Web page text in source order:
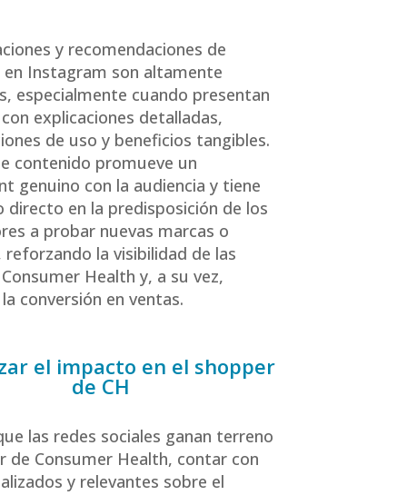
y recomendaciones de
en Instagram son altamente
especialmente cuando presentan
explicaciones detalladas,
de uso y beneficios tangibles.
contenido promueve un
genuino con la audiencia y tiene
directo en la predisposición de los
a probar nuevas marcas o
la visibilidad de las
Health y, a su vez,
conversión en ventas.
el impacto en el shopper
de CH
las redes sociales ganan terreno
de Consumer Health, contar con
y relevantes sobre el